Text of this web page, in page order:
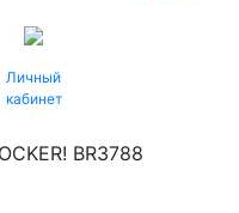
Личный
кабинет
BR3788